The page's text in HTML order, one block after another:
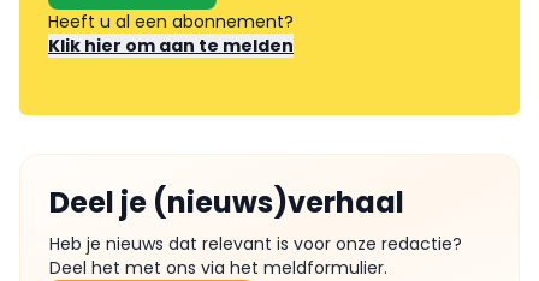
Heeft u al een abonnement?
Klik hier om aan te melden
Deel je (nieuws)verhaal
Heb je nieuws dat relevant is voor onze redactie?
Deel het met ons via het meldformulier.